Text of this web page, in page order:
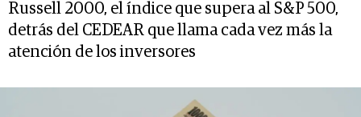
Russell 2000, el índice que supera al S&P 500,
detrás del CEDEAR que llama cada vez más la
atención de los inversores